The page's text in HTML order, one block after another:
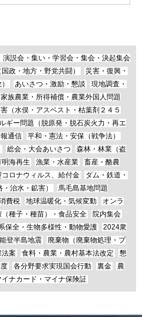
演説会・集い・学習会・集会・決起集会
政・地方・野党共闘）
災害・復興・
あいさつ・激励・懇談
現地調査・
族農業・所得補償・農業外国人問題
（水俣・アスベスト・枯葉剤２４５
ギー問題（脱原発・脱石炭火力・再エ
通信
平和・憲法・安保（戦争法）
総会・大会あいさつ
森林・林業（盗
海再生 漁業・水産業
畜産・酪農
コロナウィルス、給付金
ダム・鉄道・
治水・鉱害）
馬毛島基地問題
費税 地球温暖化・気候変動
オンラ
（種子・種苗）・食品安全
院内集会
保全・生物多様性・動物愛護
2024衆
能登半島地震
廃棄物（廃棄物処理・プ
案 食料・農業・農村基本法改定
懇
各分野要求実現国会行動 裏金
農
イナカード・マイナ保険証